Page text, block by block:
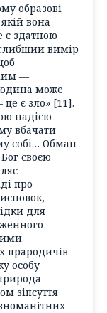
образові
вона
є здатною
вимір
—
може
є зло» [11].
надією
вбачати
собі… Обман
своєю
про
для
прародичів
особу
зіпсуття